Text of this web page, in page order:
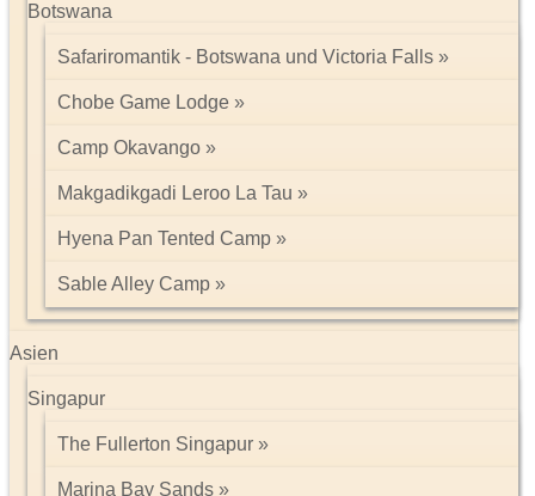
Botswana
Safariromantik - Botswana und Victoria Falls
Chobe Game Lodge
Camp Okavango
Makgadikgadi Leroo La Tau
Hyena Pan Tented Camp
Sable Alley Camp
Asien
Singapur
The Fullerton Singapur
Marina Bay Sands